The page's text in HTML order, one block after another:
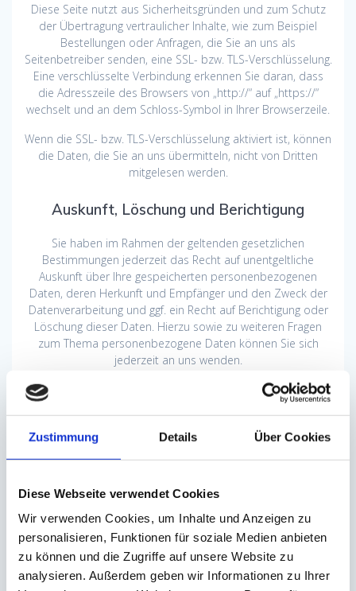
Zustimmung Details Über Cookies
Diese Webseite verwendet Cookies
Wir verwenden Cookies, um Inhalte und Anzeigen zu
personalisieren, Funktionen für soziale Medien anbieten
zu können und die Zugriffe auf unsere Website zu
analysieren. Außerdem geben wir Informationen zu Ihrer
Diese Seite nutzt aus Sicherheitsgründen und zum Schutz
der Übertragung vertraulicher Inhalte, wie zum Beispiel
Bestellungen oder Anfragen, die Sie an uns als
Seitenbetreiber senden, eine SSL- bzw. TLS-Verschlüsselung.
Eine verschlüsselte Verbindung erkennen Sie daran, dass
die Adresszeile des Browsers von „http://“ auf „https://“
wechselt und an dem Schloss-Symbol in Ihrer Browserzeile.
Wenn die SSL- bzw. TLS-Verschlüsselung aktiviert ist, können
die Daten, die Sie an uns übermitteln, nicht von Dritten
mitgelesen werden.
Auskunft, Löschung und Berichtigung
Sie haben im Rahmen der geltenden gesetzlichen
Bestimmungen jederzeit das Recht auf unentgeltliche
Auskunft über Ihre gespeicherten personenbezogenen
Daten, deren Herkunft und Empfänger und den Zweck der
Datenverarbeitung und ggf. ein Recht auf Berichtigung oder
Löschung dieser Daten. Hierzu sowie zu weiteren Fragen
zum Thema personenbezogene Daten können Sie sich
jederzeit an uns wenden.
Recht auf Einschränkung der Verarbeitung
Sie haben das Recht, die Einschränkung der Verarbeitung
Ihrer personenbezogenen Daten zu verlangen. Hierzu
können Sie sich jederzeit an uns wenden. Das Recht auf
personenbezogenen Daten bestreiten, benötigen wir in
der Regel Zeit, um dies zu überprüfen. Für die Dauer der
Prüfung haben Sie das Recht, die Einschränkung der
Verarbeitung Ihrer personenbezogenen Daten zu